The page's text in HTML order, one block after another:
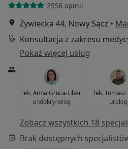
2558 opinii
Żywiecka 44, Nowy Sącz •
Pokaż więcej usług
lek. Anna Gruca-Liber
endokrynolog
lek. Tomasz
urolog
Zobacz wszystkich 18